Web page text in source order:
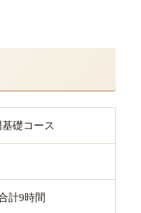
礎コース
計9時間